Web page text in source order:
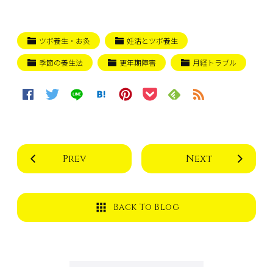
ツボ養生・お灸 妊活とツボ養生
季節の養生法 更年期障害 月経トラブル
Prev Next
Back To Blog